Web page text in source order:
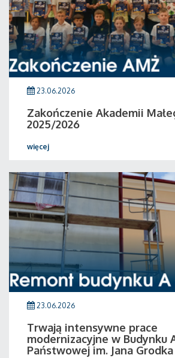
23.06.2026
Zakończenie Akademii
2025/2026
więcej
23.06.2026
Trwają intensywne prace
modernizacyjne w Budynku
Państwowej im. Jana